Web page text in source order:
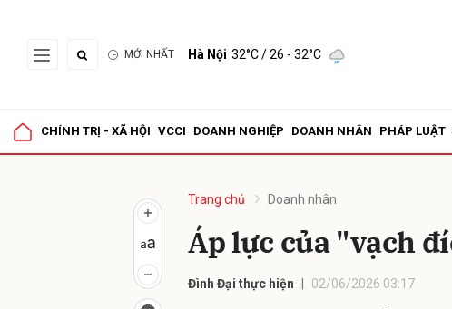
MỚI NHẤT Hà Nội 32°C/ 26 - 32°C
CHÍNH TRỊ - XÃ HỘI VCCI DOANH NGHIỆP DOANH NHÂN PHÁP LUẬT
Trang chủ Doanh nhân
Áp lực của "vạch
Đình Đại thực hiện 02/06/2026 03:17